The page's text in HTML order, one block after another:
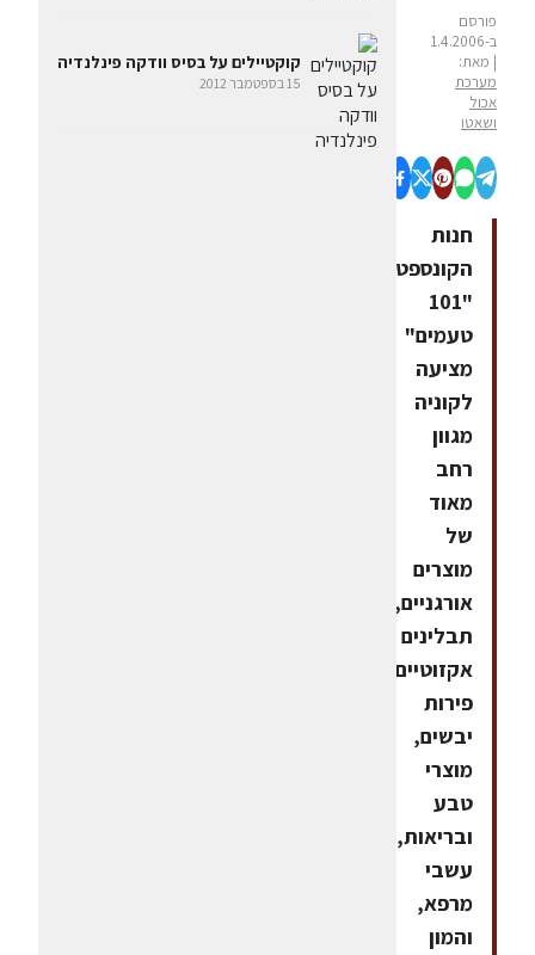
פורסם
ב-1.4.2006
| מאת:
מערכת
אכול
ושאטו
חנות
הקונספט
"101
טעמים"
מציעה
לקוניה
מגוון
רחב
מאוד
של
מוצרים
אורגניים,
תבלינים
אקזוטיים,
פירות
יבשים,
מוצרי
טבע
ובריאות,
עשבי
מרפא,
והמון
קוקטיילים על בסיס וודקה פינלנדיה
15 בספטמבר 2012